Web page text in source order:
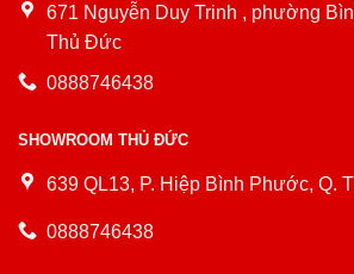
671 Nguyễn Duy Trinh , phường
Thủ Đức
0888746438
SHOWROOM THỦ ĐỨC
639 QL13, P. Hiệp Bình Phước, Q.
0888746438